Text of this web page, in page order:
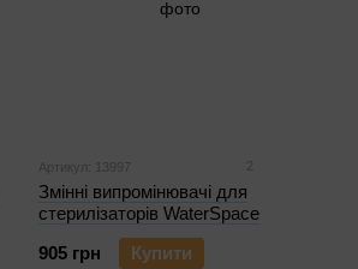
Артикул: 13997
Змінні випромінювачі для
стерилізаторів WaterSpace
905 грн
Купити